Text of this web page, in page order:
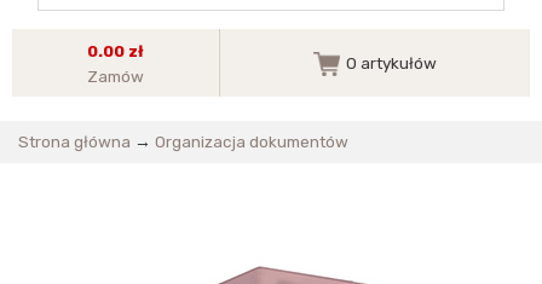
0.00 zł
Zamów
0 artykułów
Strona główna → Organizacja dokumentów